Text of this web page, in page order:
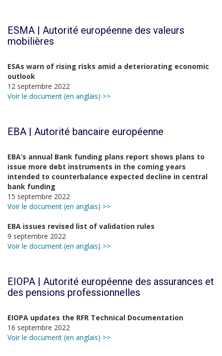
ESMA | Autorité européenne des valeurs
mobilières
ESAs warn of rising risks amid a deteriorating economic
outlook
12 septembre 2022
Voir le document (en anglais) >>
EBA | Autorité bancaire européenne
EBA’s annual Bank funding plans report shows plans to
issue more debt instruments in the coming years
intended to counterbalance expected decline in central
bank funding
15 septembre 2022
Voir le document (en anglais) >>
EBA issues revised list of validation rules
9 septembre 2022
Voir le document (en anglais) >>
EIOPA | Autorité européenne des assurances et
des pensions professionnelles
EIOPA updates the RFR Technical Documentation
16 septembre 2022
Voir le document (en anglais) >>